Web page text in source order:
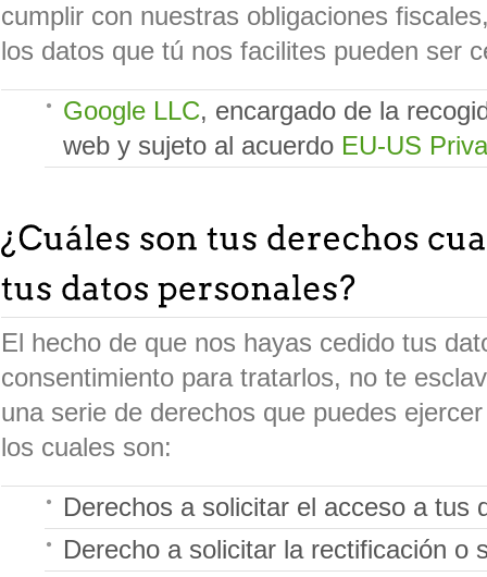
cumplir con nuestras obligaciones
los datos que tú nos facilites pueden ser
Google LLC, encargado de la
web y sujeto al acuerdo EU-US
El hecho de que nos hayas cedido tus
consentimiento para tratarlos, no te
una serie de derechos que puedes
los cuales son:
Derechos a solicitar el acceso a tus
Derecho a solicitar la rectificación o